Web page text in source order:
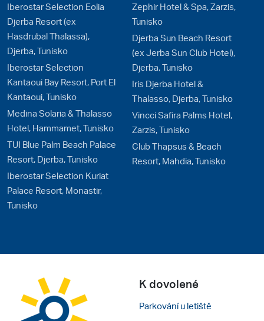
Iberostar Selection Eolia
Djerba Resort (ex
Hasdrubal Thalassa),
Djerba, Tunisko
Iberostar Selection
Kantaoui Bay Resort, Port El
Kantaoui, Tunisko
Medina Solaria & Thalasso
Hotel, Hammamet, Tunisko
TUI Blue Palm Beach Palace
Resort, Djerba, Tunisko
Iberostar Selection Kuriat
Palace Resort, Monastir,
Tunisko
Zephir Hotel & Spa, Zarzis,
Tunisko
Djerba Sun Beach Resort
(ex Jerba Sun Club Hotel),
Djerba, Tunisko
Iris Djerba Hotel &
Thalasso, Djerba, Tunisko
Vincci Safira Palms Hotel,
Zarzis, Tunisko
Club Thapsus & Beach
Resort, Mahdia, Tunisko
K dovolené
Parkování u letiště